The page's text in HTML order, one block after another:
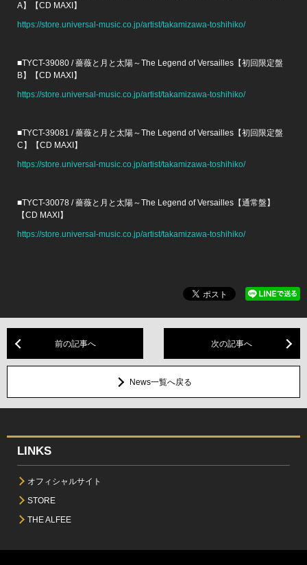
A】【CD MAXI】
https://store.universal-music.co.jp/artist/takamizawa-toshihiko/
■TYCT-39080 / 薔薇と月と太陽～The Legend of Versailles【初回限定盤
B】【CD MAXI】
https://store.universal-music.co.jp/artist/takamizawa-toshihiko/
■TYCT-39081 / 薔薇と月と太陽～The Legend of Versailles【初回限定盤
C】【CD MAXI】
https://store.universal-music.co.jp/artist/takamizawa-toshihiko/
■TYCT-30078 / 薔薇と月と太陽～The Legend of Versailles【通常盤】
【CD MAXI】
https://store.universal-music.co.jp/artist/takamizawa-toshihiko/
前の記事へ 次の記事へ
News一覧へ戻る
LINKS
オフィシャルサイト
STORE
THE ALFEE